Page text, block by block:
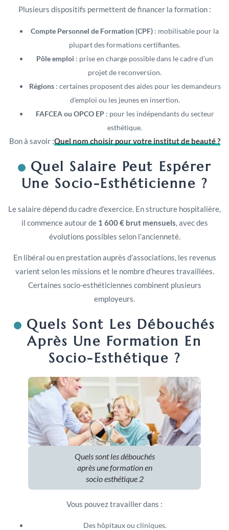
Plusieurs dispositifs permettent de financer la formation :
Compte Personnel de Formation (CPF) : mobilisable pour la
plupart des formations certifiantes.
Pôle emploi : prise en charge possible dans le cadre d’un
projet de reconversion.
Régions: certaines proposent des aides pour les demandeurs
d’emploi ou les jeunes en insertion.
FAFCEA ou OPCO EP: pour les indépendants du secteur
esthétique.
Bon à savoir :Quel nom choisir pour votre institut de beauté ?
Quel Salaire Peut Espérer
Une Socio-Esthéticienne ?
Le salaire dépend du cadre d’exercice. En structure hospitalière,
il commence autour de 1 600 € brut mensuels , avec des
évolutions possibles selon l’ancienneté.
En libéral ou en prestation auprès d’associations, les revenus
varient selon les missions et le nombre d’heures travaillées.
Certaines socio-esthéticiennes combinent plusieurs
employeurs.
Quels Sont Les Débouchés
Après Une Formation En
Socio-Esthétique ?
Quels sont les débouchés
après une formation en
socio esthétique 2
Vous pouvez travailler dans :
Des hôpitaux ou cliniques.